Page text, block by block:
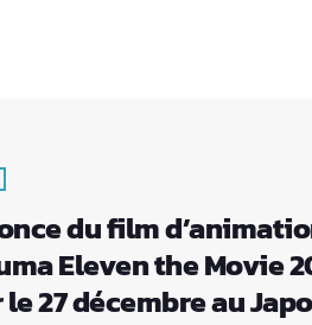
du film
Eleven the Movie
27 décembre au